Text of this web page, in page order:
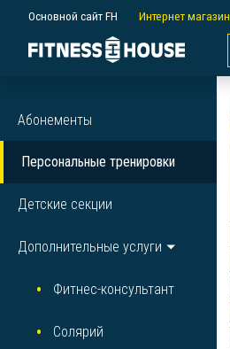
Основной сайт FH Интернет магазин
Абонементы
Персональные тренировки
Детские секции
Дополнительные услуги
Фитнес-консультант
Солярий